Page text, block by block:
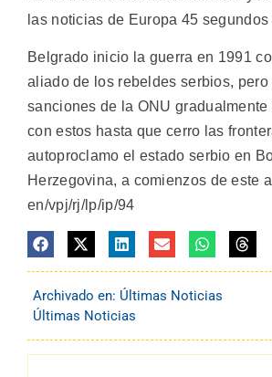
las noticias de Europa 45
Belgrado inicio la guerra en 1991
aliado de los rebeldes serbios,
sanciones de la ONU
con estos hasta que cerro las
autoproclamo el estado serbio en
Herzegovina, a comienzos de este
en/vpj/rj/lp/ip/94
Archivado en: Últimas Noticias
Últimas Noticias